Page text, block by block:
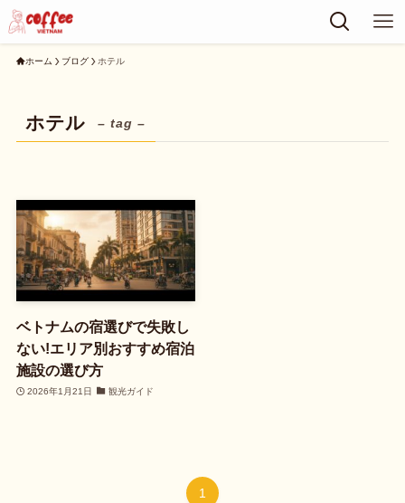
ホーム ブログ ホテル
ホテル – tag –
ベトナムの宿選びで失敗し
ない!エリア別おすすめ宿泊
施設の選び方
2026年1月21日 観光ガイド
1